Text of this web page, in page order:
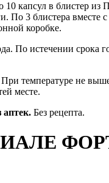
10 капсул в блистер из
По 3 блистера вместе
коробке.
По истечении срока
При температуре не
месте.
аптек. Без рецепта.